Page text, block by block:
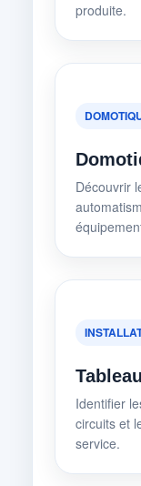
produite.
Découvrir
Identifier
circuits et
service.